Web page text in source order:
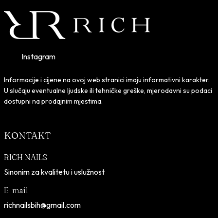
Instagram
Informacije i cijene na ovoj web stranici imaju informativni karakter.
U slučaju eventualne ljudske ili tehničke greške, mjerodavni su podaci
dostupni na prodajnim mjestima.
KONTAKT
RICH NAILS
Sinonim za kvalitetu i uslužnost
E-mail
richnailsbih@gmail.com